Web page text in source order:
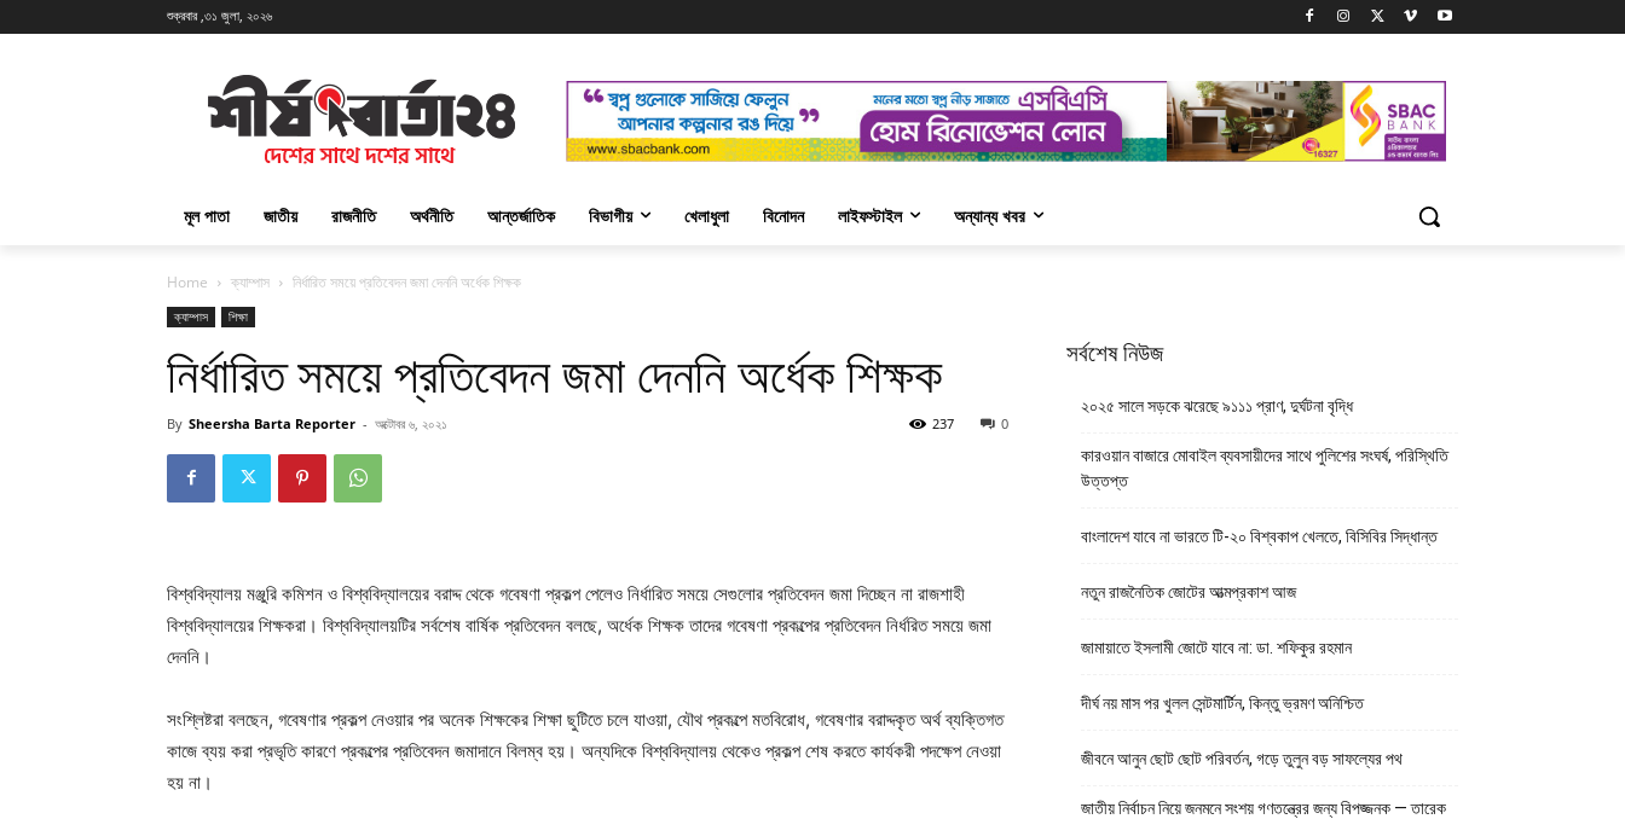
শুক্রবার ,৩১ জুলা, ২০২৬
মূল পাতা জাতীয় রাজনীতি অর্থনীতি আন্তর্জাতিক বিভাগীয় খেলাধুলা বিনোদন লাইফস্টাইল অন্যান্য খবর
Home ক্যাম্পাস নির্ধারিত সময়ে প্রতিবেদন জমা দেননি অর্ধেক শিক্ষক
ক্যাম্পাস শিক্ষা
নির্ধারিত সময়ে প্রতিবেদন জমা দেননি অর্ধেক শিক্ষক
By Sheersha Barta Reporter - অক্টোবর ৬, ২০২১ 0
237
বিশ্ববিদ্যালয় মঞ্জুরি কমিশন ও বিশ্ববিদ্যালয়ের বরাদ্দ থেকে গবেষণা প্রকল্প পেলেও নির্ধারিত সময়ে সেগুলোর প্রতিবেদন জমা দিচ্ছেন না রাজশাহী
বিশ্ববিদ্যালয়ের শিক্ষকরা। বিশ্ববিদ্যালয়টির সর্বশেষ বার্ষিক প্রতিবেদন বলছে, অর্ধেক শিক্ষক তাদের গবেষণা প্রকল্পের প্রতিবেদন নির্ধরিত সময়ে জমা
দেননি।
সংশ্লিষ্টরা বলছেন, গবেষণার প্রকল্প নেওয়ার পর অনেক শিক্ষকের শিক্ষা ছুটিতে চলে যাওয়া, যৌথ প্রকল্পে মতবিরোধ, গবেষণার বরাদ্দকৃত অর্থ ব্যক্তিগত
কাজে ব্যয় করা প্রভৃতি কারণে প্রকল্পের প্রতিবেদন জমাদানে বিলম্ব হয়। অন্যদিকে বিশ্ববিদ্যালয় থেকেও প্রকল্প শেষ করতে কার্যকরী পদক্ষেপ নেওয়া
হয় না।
সর্বশেষ নিউজ
২০২৫ সালে সড়কে ঝরেছে ৯১১১ প্রাণ, দুর্ঘটনা বৃদ্ধি
কারওয়ান বাজারে মোবাইল ব্যবসায়ীদের সাথে পুলিশের সংঘর্ষ, পরিস্থিতি
উত্তপ্ত
বাংলাদেশ যাবে না ভারতে টি-২০ বিশ্বকাপ খেলতে, বিসিবির সিদ্ধান্ত
নতুন রাজনৈতিক জোটের আত্মপ্রকাশ আজ
জামায়াতে ইসলামী জোটে যাবে না: ডা. শফিকুর রহমান
দীর্ঘ নয় মাস পর খুলল সেন্টমার্টিন, কিন্তু ভ্রমণ অনিশ্চিত
জীবনে আনুন ছোট ছোট পরিবর্তন, গড়ে তুলুন বড় সাফল্যের পথ
জাতীয় নির্বাচন নিয়ে জনমনে সংশয় গণতন্ত্রের জন্য বিপজ্জনক — তারেক